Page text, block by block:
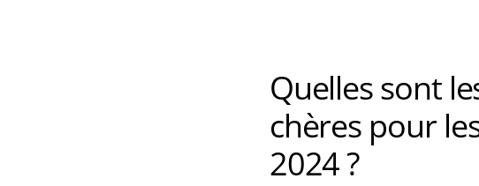
Quelles sont
chères pour
2024 ?